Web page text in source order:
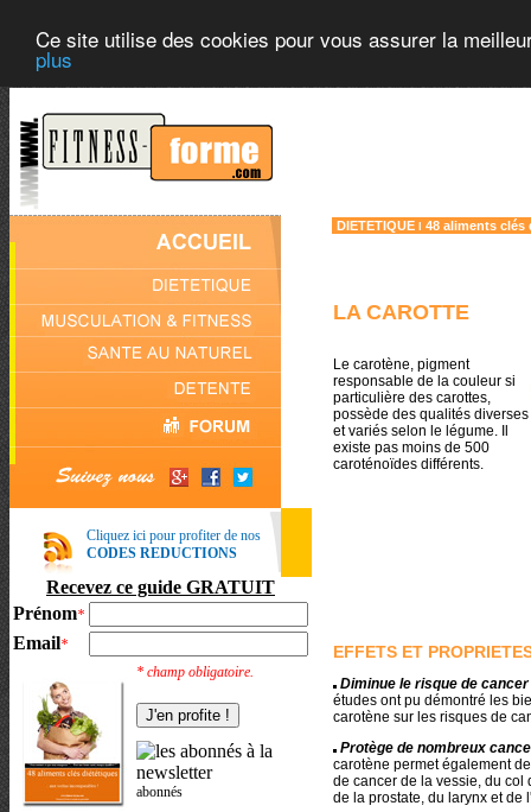
Ce site utilise des cookies pour vous assurer la
plus
Cliquez ici pour profiter de nos
CODES REDUCTIONS
Recevez ce guide GRATUIT
Prénom*
Email*
* champ obligatoire.
abonnés
DIETETIQUE 48 aliments
LA CAROTTE
Le carotène, pigment
responsable de la couleur si
particulière des carottes,
possède des qualités diverses
et variés selon le légume. Il
existe pas moins de 500
caroténoïdes différents.
EFFETS ET
Diminue le risque de
études ont pu démontré les
carotène sur les risques de
Protège de nombreux
carotène permet également
de cancer de la vessie, du col
de la prostate, du larynx et de